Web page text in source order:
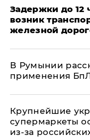
Задержки до 12
возник
железной
В Румынии
применения
Крупнейшие
супермаркеты
из-за